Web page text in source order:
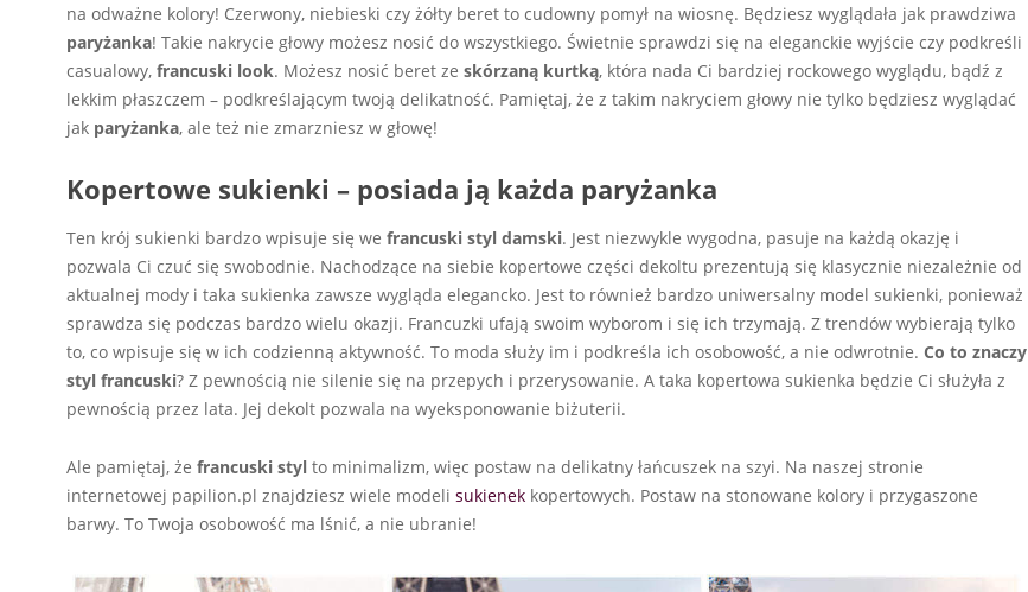
na odważne kolory! Czerwony, niebieski czy żółty beret to cudowny pomył na wiosnę. Będziesz wyglądała jak prawdziwa
paryżanka! Takie nakrycie głowy możesz nosić do wszystkiego. Świetnie sprawdzi się na eleganckie wyjście czy podkreśli
casualowy, francuski look. Możesz nosić beret ze skórzaną kurtką, która nada Ci bardziej rockowego wyglądu, bądź z
lekkim płaszczem – podkreślającym twoją delikatność. Pamiętaj, że z takim nakryciem głowy nie tylko będziesz wyglądać
jak paryżanka, ale też nie zmarzniesz w głowę!
Kopertowe sukienki – posiada ją każda paryżanka
Ten krój sukienki bardzo wpisuje się we francuski styl damski. Jest niezwykle wygodna, pasuje na każdą okazję i
pozwala Ci czuć się swobodnie. Nachodzące na siebie kopertowe części dekoltu prezentują się klasycznie niezależnie od
aktualnej mody i taka sukienka zawsze wygląda elegancko. Jest to również bardzo uniwersalny model sukienki, ponieważ
sprawdza się podczas bardzo wielu okazji. Francuzki ufają swoim wyborom i się ich trzymają. Z trendów wybierają tylko
to, co wpisuje się w ich codzienną aktywność. To moda służy im i podkreśla ich osobowość, a nie odwrotnie. Co to znaczy
styl francuski? Z pewnością nie silenie się na przepych i przerysowanie. A taka kopertowa sukienka będzie Ci służyła z
pewnością przez lata. Jej dekolt pozwala na wyeksponowanie biżuterii.
Ale pamiętaj, że francuski styl to minimalizm, więc postaw na delikatny łańcuszek na szyi. Na naszej stronie
internetowej papilion.pl znajdziesz wiele modeli sukienek kopertowych. Postaw na stonowane kolory i przygaszone
barwy. To Twoja osobowość ma lśnić, a nie ubranie!